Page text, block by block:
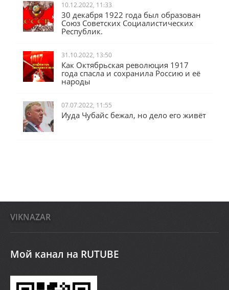
10.12.2022, 11:33
30 декабря 1922 года был образован
Союз Советских Социалистических
Республик.
31.10.2022, 13:50
Как Октябрьская революция 1917
года спасла и сохранила Россию и её
народы
07.07.2022, 11:55
Иуда Чубайс бежал, но дело его живёт
VIKNAZAR
Мой канал на RUTUBE